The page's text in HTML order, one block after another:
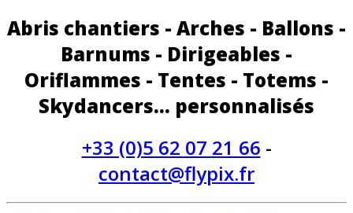
Abris chantiers - Arches - Ballons -
Barnums - Dirigeables -
Oriflammes - Tentes - Totems -
Skydancers... personnalisés
+33 (0)5 62 07 21 66 -
contact@flypix.fr